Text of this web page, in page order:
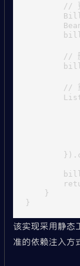
//
//
//
    }
该实现采用静态
准的依赖注入方